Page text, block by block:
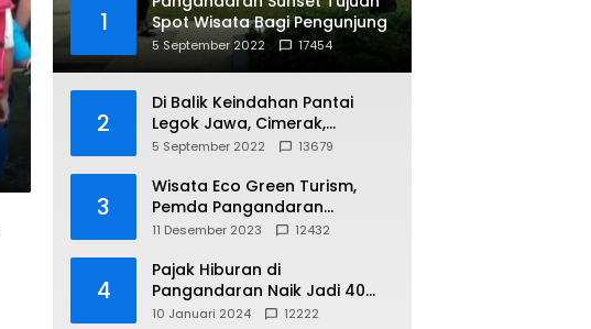
1
Spot Wisata Bagi Pengunjung
5 September 2022 17454
2
Di Balik Keindahan Pantai
Legok Jawa, Cimerak,
Pangandaran
5 September 2022 13679
3
Wisata Eco Green Turism,
Pemda Pangandaran
Gandeng PLN
11 Desember 2023 12432
4
Pajak Hiburan di
Pangandaran Naik Jadi 40
Persen
10 Januari 2024 12222